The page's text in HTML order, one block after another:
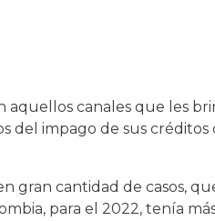
aquellos canales que les
del impago de sus créditos
gran cantidad de casos,
para el 2022, tenía